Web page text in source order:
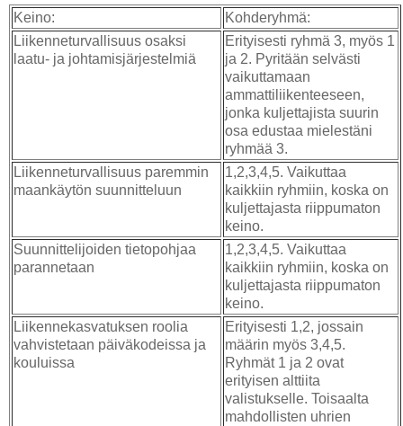
Keino:
Kohderyhmä:
Liikenneturvallisuus osaksi
laatu- ja johtamisjärjestelmiä
Erityisesti ryhmä 3, myös 1
ja 2. Pyritään selvästi
vaikuttamaan
ammattiliikenteeseen,
jonka kuljettajista suurin
osa edustaa mielestäni
ryhmää 3.
Liikenneturvallisuus paremmin
maankäytön suunnitteluun
1,2,3,4,5. Vaikuttaa
kaikkiin ryhmiin, koska on
kuljettajasta riippumaton
keino.
Suunnittelijoiden tietopohjaa
parannetaan
1,2,3,4,5. Vaikuttaa
kaikkiin ryhmiin, koska on
kuljettajasta riippumaton
keino.
Liikennekasvatuksen roolia
vahvistetaan päiväkodeissa ja
kouluissa
Erityisesti 1,2, jossain
määrin myös 3,4,5.
Ryhmät 1 ja 2 ovat
erityisen alttiita
valistukselle. Toisaalta
mahdollisten uhrien